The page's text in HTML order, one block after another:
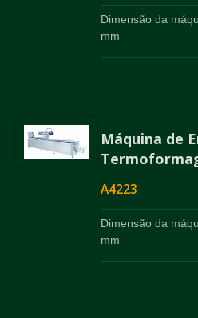
Dimensão da
mm
Máquina de
A4223
Dimensão da
mm